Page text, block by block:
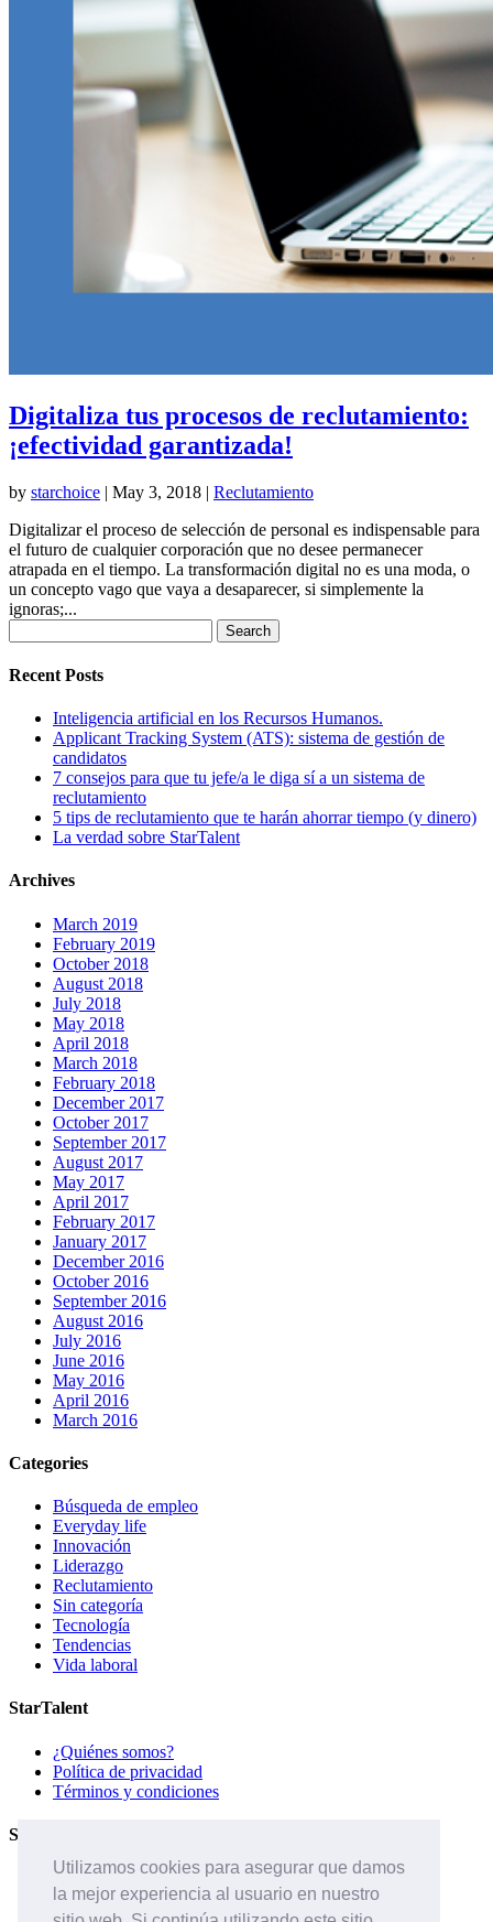
Utilizamos cookies para asegurar que damos
la mejor experiencia al usuario en nuestro
Digitaliza tus procesos de reclutamiento:
¡efectividad garantizada!
by starchoice | May 3, 2018 | Reclutamiento
Digitalizar el proceso de selección de personal es indispensable para
el futuro de cualquier corporación que no desee permanecer
atrapada en el tiempo. La transformación digital no es una moda, o
un concepto vago que vaya a desaparecer, si simplemente la
ignoras;...
for:
Recent Posts
Inteligencia artificial en los Recursos Humanos.
Applicant Tracking System (ATS): sistema de gestión de
candidatos
7 consejos para que tu jefe/a le diga sí a un sistema de
reclutamiento
5 tips de reclutamiento que te harán ahorrar tiempo (y dinero)
La verdad sobre StarTalent
Archives
March 2019
February 2019
October 2018
August 2018
July 2018
May 2018
April 2018
March 2018
February 2018
December 2017
October 2017
September 2017
August 2017
May 2017
April 2017
February 2017
January 2017
December 2016
October 2016
September 2016
August 2016
July 2016
June 2016
May 2016
April 2016
March 2016
Categories
Búsqueda de empleo
Everyday life
Innovación
Liderazgo
Reclutamiento
Sin categoría
Tecnología
Tendencias
Vida laboral
StarTalent
¿Quiénes somos?
Política de privacidad
Términos y condiciones
Servicios
Páginas de carreras
Sistema ATS
Contáctanos